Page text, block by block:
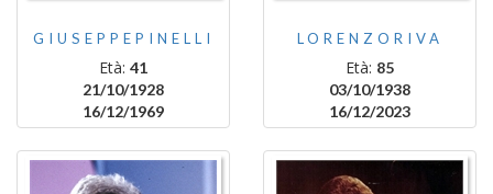
GIUSEPPEPINELLI
Età: 41
21/10/1928
16/12/1969
LORENZORIVA
Età: 85
03/10/1938
16/12/2023